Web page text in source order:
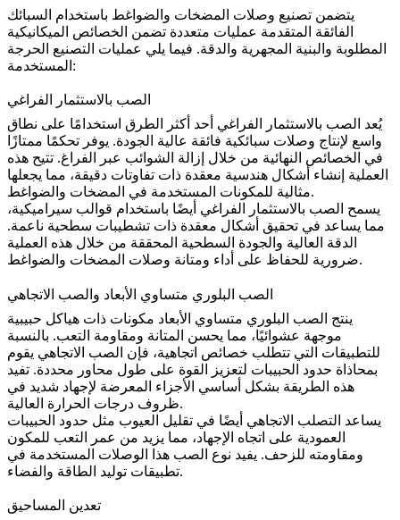
يتضمن تصنيع وصلات المضخات والضواغط باستخدام السبائك
الفائقة المتقدمة عمليات متعددة تضمن الخصائص الميكانيكية
المطلوبة والبنية المجهرية والدقة. فيما يلي عمليات التصنيع الحرجة
المستخدمة:
الصب بالاستثمار الفراغي
يُعد الصب بالاستثمار الفراغي أحد أكثر الطرق استخدامًا على نطاق
واسع لإنتاج وصلات سبائكية فائقة عالية الجودة. يوفر تحكمًا ممتازًا
في الخصائص النهائية من خلال إزالة الشوائب عبر الفراغ. تتيح هذه
العملية إنشاء أشكال هندسية معقدة ذات تفاوتات دقيقة، مما يجعلها
مثالية للمكونات المستخدمة في المضخات والضواغط.
يسمح الصب بالاستثمار الفراغي أيضًا باستخدام قوالب سيراميكية،
مما يساعد في تحقيق أشكال معقدة ذات تشطيبات سطحية ناعمة.
الدقة العالية والجودة السطحية المحققة من خلال هذه العملية
ضرورية للحفاظ على أداء ومتانة وصلات المضخات والضواغط.
الصب البلوري متساوي الأبعاد والصب الاتجاهي
ينتج الصب البلوري متساوي الأبعاد مكونات ذات هياكل حبيبية
موجهة عشوائيًا، مما يحسن المتانة ومقاومة التعب. بالنسبة
للتطبيقات التي تتطلب خصائص اتجاهية، فإن الصب الاتجاهي يقوم
بمحاذاة حدود الحبيبات لتعزيز القوة على طول محاور محددة. تفيد
هذه الطريقة بشكل أساسي الأجزاء المعرضة لإجهاد شديد في
ظروف درجات الحرارة العالية.
يساعد التصلب الاتجاهي أيضًا في تقليل العيوب مثل حدود الحبيبات
العمودية على اتجاه الإجهاد، مما يزيد من عمر التعب للمكون
ومقاومته للزحف. يفيد نوع الصب هذا الوصلات المستخدمة في
تطبيقات توليد الطاقة والفضاء.
تعدين المساحيق